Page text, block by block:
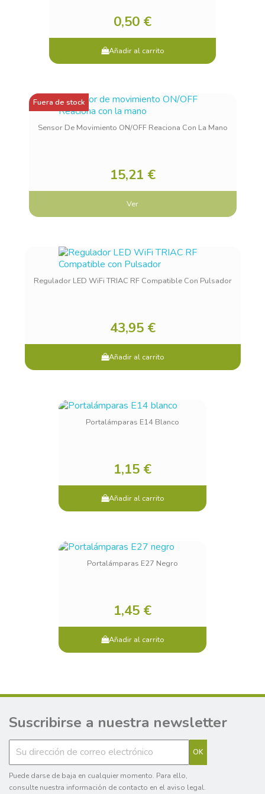
0,50 €
Añadir al carrito
Sensor De Movimiento ON/OFF Reaciona Con La Mano
15,21 €
Ver
Fuera de stock
Regulador LED WiFi TRIAC RF Compatible Con Pulsador
43,95 €
Añadir al carrito
Portalámparas E14 Blanco
1,15 €
Añadir al carrito
Portalámparas E27 Negro
1,45 €
Añadir al carrito
Suscribirse a nuestra newsletter
Puede darse de baja en cualquier momento. Para ello,
consulte nuestra información de contacto en el aviso legal.